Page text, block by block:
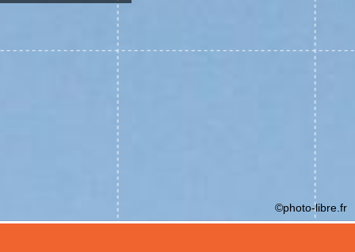
©photo-libre.fr